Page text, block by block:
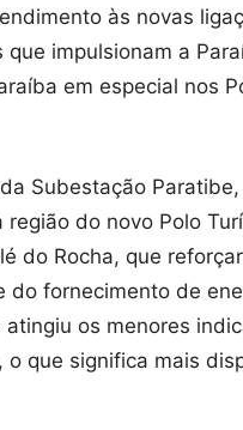
às novas
impulsionam a
em especial nos
Subestação
do novo Polo
do Rocha, que
fornecimento de
os menores
que significa mais